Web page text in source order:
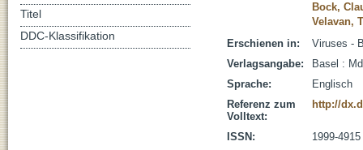
Bock,
Velavan,
Erschienen in:
Viruses -
Verlagsangabe:
Basel :
Sprache:
Englisch
Referenz zum
Volltext:
http://
ISSN:
1999-4915
Titel
DDC-Klassifikation